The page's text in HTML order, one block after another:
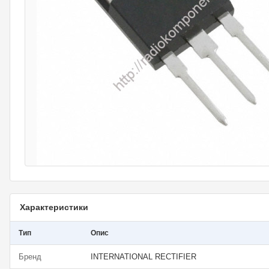
Характеристики
Тип Опис
Бренд INTERNATIONAL RECTIFIER